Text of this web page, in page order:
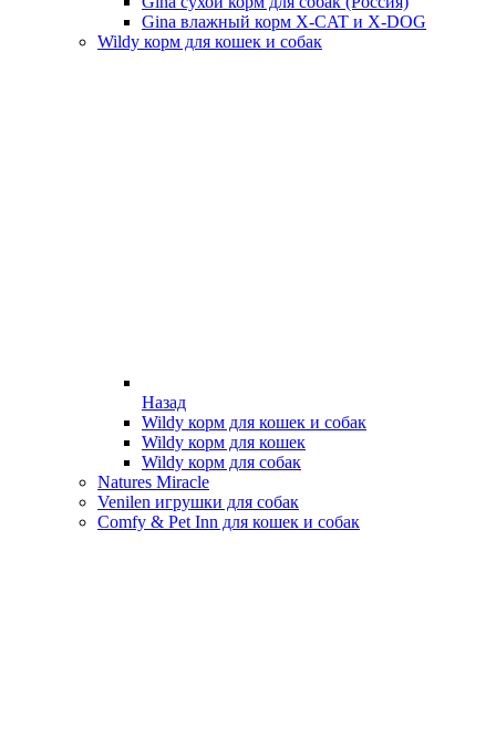
Gina влажный корм X-CAT и X-DOG
Wildy корм для кошек и собак
Назад
Wildy корм для кошек и собак
Wildy корм для кошек
Wildy корм для собак
Natures Miracle
Venilen игрушки для собак
Comfy & Pet Inn для кошек и собак